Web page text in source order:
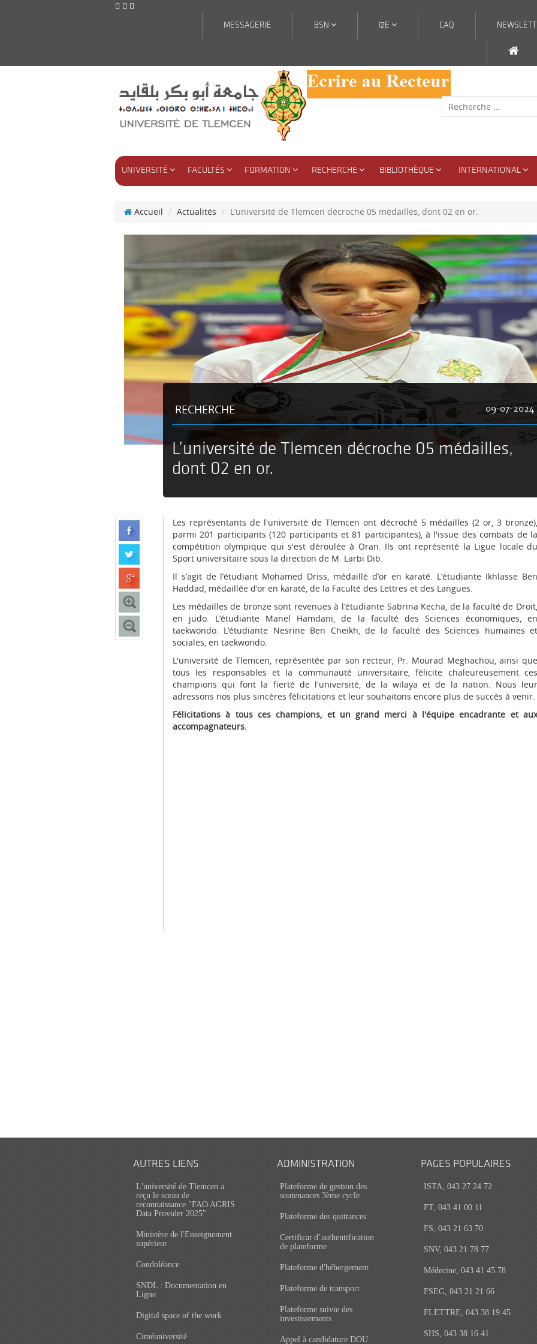
CAQ
I2E
BSN
MESSAGERIE
UNIVERSITÉ FACULTÉS FORMATION RECHERCHE BIBLIOTHÈQUE INTERNATIONAL
Accueil Actualités L’université de Tlemcen décroche 05 médailles, dont 02 en or.
RECHERCHE 09-07-2024
L’université de Tlemcen décroche 05 médailles,
dont 02 en or.
Les représentants de l'université de Tlemcen ont décroché 5 médailles (2 or, 3 bronze),
parmi 201 participants (120 participants et 81 participantes), à l'issue des combats de la
compétition olympique qui s'est déroulée à Oran. Ils ont représenté la Ligue locale du
Sport universitaire sous la direction de M. Larbi Dib.
Il s’agit de l’étudiant Mohamed Driss, médaillé d’or en karaté. L’étudiante Ikhlasse Ben
Haddad, médaillée d’or en karaté, de la Faculté des Lettres et des Langues.
Les médailles de bronze sont revenues à l’étudiante Sabrina Kecha, de la faculté de Droit,
en judo. L’étudiante Manel Hamdani, de la faculté des Sciences économiques, en
taekwondo. L’étudiante Nesrine Ben Cheikh, de la faculté des Sciences humaines et
sociales, en taekwondo.
L'université de Tlemcen, représentée par son recteur, Pr. Mourad Meghachou, ainsi que
tous les responsables et la communauté universitaire, félicite chaleureusement ces
champions qui font la fierté de l'université, de la wilaya et de la nation. Nous leur
adressons nos plus sincères félicitations et leur souhaitons encore plus de succès à venir.
Félicitations à tous ces champions, et un grand merci à l'équipe encadrante et aux
accompagnateurs.
AUTRES LIENS
L'université de Tlemcen a
reçu le sceau de
reconnaissance "FAO AGRIS
Data Provider 2025"
Ministère de l'Enseignement
supérieur
Condoléance
SNDL : Documentation en
Ligne
Digital space of the work
Ciméuniversité
ADMINISTRATION
Plateforme de gestion des
soutenances 3ème cycle
Plateforme des quittances
Certificat d’authentification
de plateforme
Plateforme d'hébergement
Plateforme de transport
Plateforme suivie des
investissements
Appel à candidature DOU
PAGES POPULAIRES
ISTA, 043 27 24 72
FT, 043 41 00 11
FS, 043 21 63 70
SNV, 043 21 78 77
Médecine, 043 41 45 78
FSEG, 043 21 21 66
FLETTRE, 043 38 19 45
SHS, 043 38 16 41